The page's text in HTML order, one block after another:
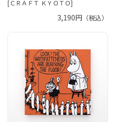
[ＣＲＡＦＴ ＫＹＯＴＯ]
3,190円（税込）